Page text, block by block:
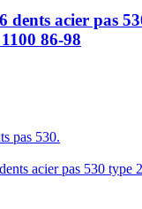
dents acier pas
86-98
pas 530.